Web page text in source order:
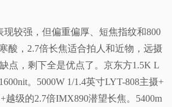
现较强，但偏重偏厚、短焦指纹和800
酸，2.7倍长焦适合拍人和近物，远摄
点，剩下全是优点了。京东方1.5K L
。5000W 1/1.4英寸LYT-808主摄+
越级的2.7倍IMX890潜望长焦。5400m